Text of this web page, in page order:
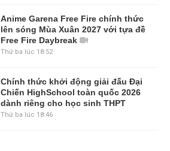
Anime Garena Free Fire chính thức
lên sóng Mùa Xuân 2027 với tựa đề
Free Fire Daybreak
Thứ ba lúc 18:52
Chính thức khởi động giải đấu Đại
Chiến HighSchool toàn quốc 2026
dành riêng cho học sinh THPT
Thứ ba lúc 18:46